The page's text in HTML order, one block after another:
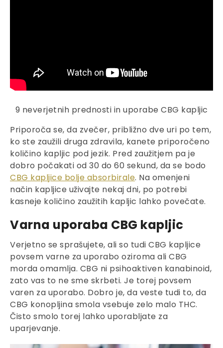
9 neverjetnih prednosti in uporabe CBG kapljic
Priporoča se, da zvečer, približno dve uri po tem,
ko ste zaužili druga zdravila, kanete priporočeno
količino kapljic pod jezik. Pred zaužitjem pa je
dobro počakati od 30 do 60 sekund, da se bodo
CBG kapljice bolje absorbirale. Na omenjeni
način kapljice uživajte nekaj dni, po potrebi
kasneje količino zaužitih kapljic lahko povečate.
Varna uporaba CBG kapljic
Verjetno se sprašujete, ali so tudi CBG kapljice
povsem varne za uporabo oziroma ali CBG
morda omamlja. CBG ni psihoaktiven kanabinoid,
zato vas to ne sme skrbeti. Je torej povsem
varen za uporabo. Dobro je, da veste tudi to, da
CBG konopljina smola vsebuje zelo malo THC.
Čisto smolo torej lahko uporabljate za
uparjevanje.